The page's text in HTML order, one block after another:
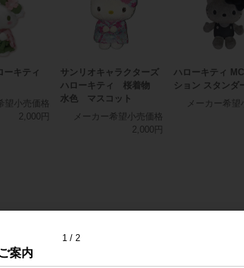
ーキティ
望小売価格
2,000円
サンリオキャラクターズ
ハローキティ 桜着物
水色 マスコット
メーカー希望小売価格
2,000円
ハローキティ
ション スタンダ
メーカー希望
1 2
案内